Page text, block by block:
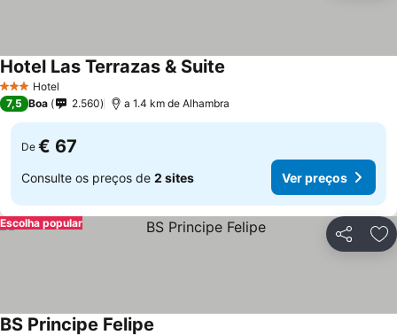
3 EstrelasHotel
Hotel Las Terrazas & Suite
7,5 Boa 2.560 a 1.4 km de Alhambra
De € 67
Consulte os preços de 2 sites Ver preços
Partilhar
Escolha popular
BS Principe Felipe